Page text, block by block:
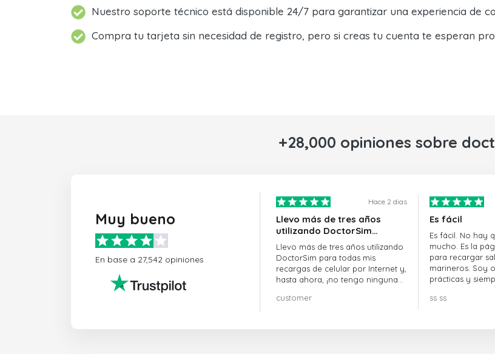
Nuestro soporte técnico está disponible 24/7 para garantizar una experiencia de
Compra tu tarjeta sin necesidad de registro, pero si creas tu cuenta te esperan
+28,000 opiniones sobre
Muy bueno
En base a 27,542 opiniones
Hace 2 dias
Llevo más de tres años
utilizando DoctorSim…
Llevo más de tres años utilizando
DoctorSim para todas mis
recargas de celular por Internet y,
hasta ahora, ¡no tengo ninguna
customer
Es fácil
Es fácil. No hay
mucho. Es la
para recargar
marineros. Soy
prácticas y
ss ss